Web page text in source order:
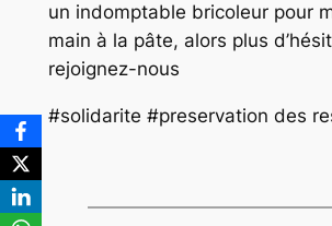
un indomptable bricoleur pour
main à la pâte, alors plus
rejoignez-nous
#solidarite #preservation des